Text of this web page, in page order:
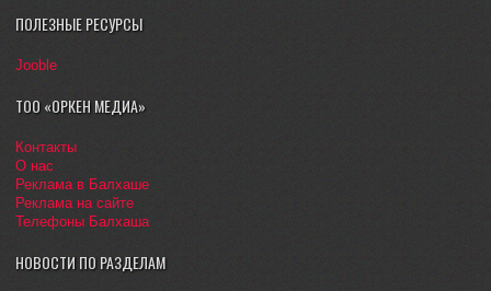
ПОЛЕЗНЫЕ РЕСУРСЫ
Jooble
ТОО «ОРКЕН МЕДИА»
Контакты
О нас
Реклама в Балхаше
Реклама на сайте
Телефоны Балхаша
НОВОСТИ ПО РАЗДЕЛАМ